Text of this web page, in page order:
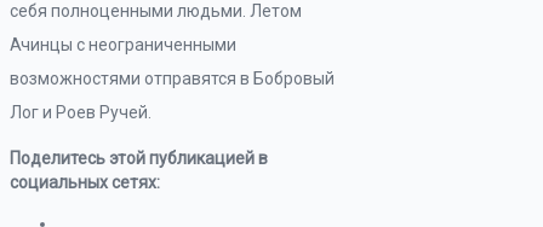
себя полноценными людьми. Летом
Ачинцы с неограниченными
возможностями отправятся в Бобровый
Лог и Роев Ручей.
Поделитесь этой публикацией в
социальных сетях: